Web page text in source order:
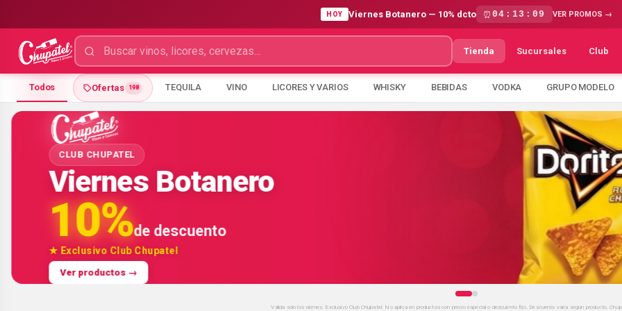
HOY Viernes Botanero — 10% dcto ⏰ 04 : 13 : 07 VER PROMOS →
Tienda Sucursales Club
Todos Ofertas 198 TEQUILA VINO LICORES Y VARIOS WHISKY BEBIDAS VODKA GRUPO MODELO
CLUB CHUPATEL
Viernes Botanero
10%de descuento
★ Exclusivo Club Chupatel
Ver productos →
Válida solo los viernes. Exclusivo Club Chupatel. No aplica en productos con precio especial o descuento fijo. Descuento varía según producto.